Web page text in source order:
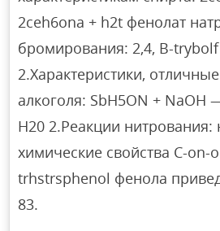
2ceh6ona + h2t фенолат
бромирования: 2,4, B-trybolf
2.Характеристики,
алкоголя: SbH5ON + NaOH
H20 2.Реакции
химические свойства C-
trhstrsphenol фенола
83.